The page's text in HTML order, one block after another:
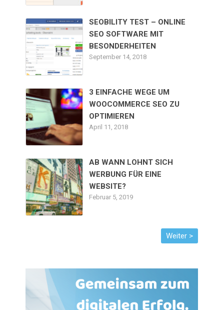
SEOBILITY TEST – ONLINE
SEO SOFTWARE MIT
BESONDERHEITEN
September 14, 2018
3 EINFACHE WEGE UM
WOOCOMMERCE SEO ZU
OPTIMIEREN
April 11, 2018
AB WANN LOHNT SICH
WERBUNG FÜR EINE
WEBSITE?
Februar 5, 2019